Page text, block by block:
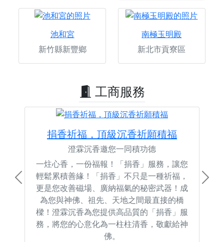
池和宮
新竹縣新豐鄉
南極玉明殿
新北市貢寮區
工商服務
捐香祈福，頂級沉香祈願積福
澄霖沉香邀您一同積功德
一炷心香，一份福報！「捐香」服務，讓您
輕鬆累積善緣！「捐香」不只是一種祈福，
更是您改善磁場、廣納福氣的秘密武器！成
為您與神佛、祖先、天地之間最直接的橋
樑！澄霖沉香為您提供高品質的「捐香」服
務，將您的心意化為一柱柱清香，敬獻給神
佛。
Previous Next